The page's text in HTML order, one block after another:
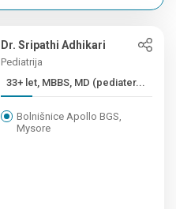
Dr. Sripathi Adhikari
Pediatrija
33+ let, MBBS, MD (pediater...
Bolnišnice Apollo BGS,
Mysore